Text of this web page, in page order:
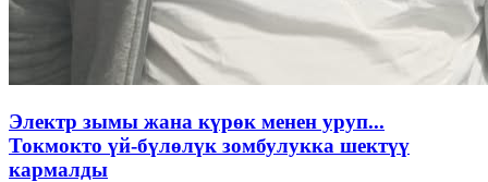
Электр зымы жана күрөк менен уруп...
Токмокто үй-бүлөлүк зомбулукка шектүү
кармалды